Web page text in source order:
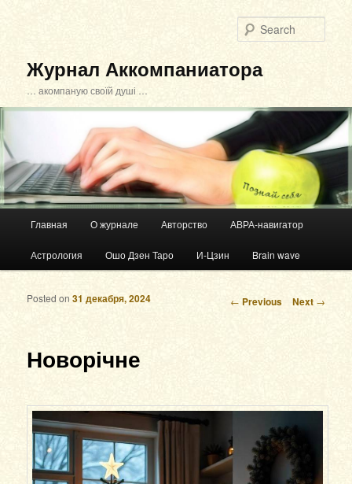
Журнал Аккомпаниатора
… акомпаную своїй душі …
Skip to primary content
Skip to secondary content
Главная О журнале Авторство АВРА-навигатор
Астрология Ошо Дзен Таро И-Цзин Brain wave
Post navigation
← Previous Next →
Новорічне
Posted on31 декабря, 2024